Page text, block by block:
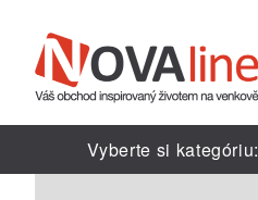
Vyberte si kategóriu: